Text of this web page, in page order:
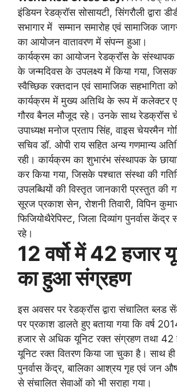
इंडियन रेडक्रॉस सोसायटी, सिंगरौली द्वारा
सभागार में सम्मान समारोह एवं सामाजिक
का आयोजन वातावरण में संपन्न हुआ।
कार्यक्रम का आयोजन रेडक्रॉस के संस्थापक
के जन्मदिवस के उपलक्ष्य में किया गया, जिसका
स्वैच्छिक रक्तदान एवं सामाजिक सहभागिता को
कार्यक्रम में मुख्य अतिथि के रूप में कलेक्टर
गौरव बैनल मौजूद रहे। उनके साथ रेडक्रॉस
उपाध्यक्ष मनोज प्रताप सिंह, वाइस चेयरमैन
सचिव डॉ. ओपी राय सहित अन्य गणमान्य
रही। कार्यक्रम का शुभारंभ संस्थापक के
कर किया गया, जिसके पश्चात संस्था की
उपलब्धियों की विस्तृत जानकारी प्रस्तुत
सूरज प्रकाश सेन, रोशनी तिवारी, विपिन
फिजियोथैरेपिस्ट, जिला दिव्यांग पुनर्वास
रहे।
12 वर्षो में 42 हजार
का हुआ संग्रहण
इस अवसर पर रेडक्रॉस द्वारा संचालित ब्लड
पर प्रकाश डालते हुए बताया गया कि वर्ष
हजार से अधिक यूनिट रक्त संग्रहण तथा
यूनिट रक्त वितरण किया जा चुका है। साथ ही
पुनर्वास केंद्र, बालिका आश्रय गृह एवं जन
से संचालित सेवाओं को भी सराहा गया।